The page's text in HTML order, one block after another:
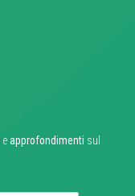
eapprofondimenti sul